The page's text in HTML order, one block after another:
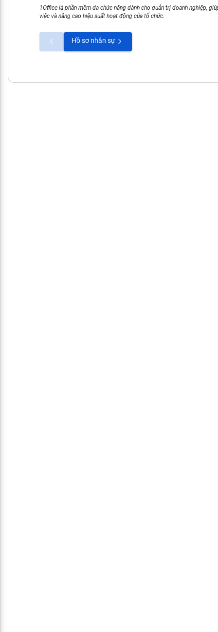
1Office là phần mềm đa chức năng dành cho quản trị doanh nghiệp,
việc và nâng cao hiệu suất hoạt động của tổ chức.
Hồ sơ nhân sự